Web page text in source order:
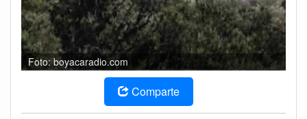
Foto: boyacaradio.com
Comparte